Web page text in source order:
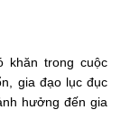
khăn trong cuộc
gia đạo lục đục
hưởng đến gia